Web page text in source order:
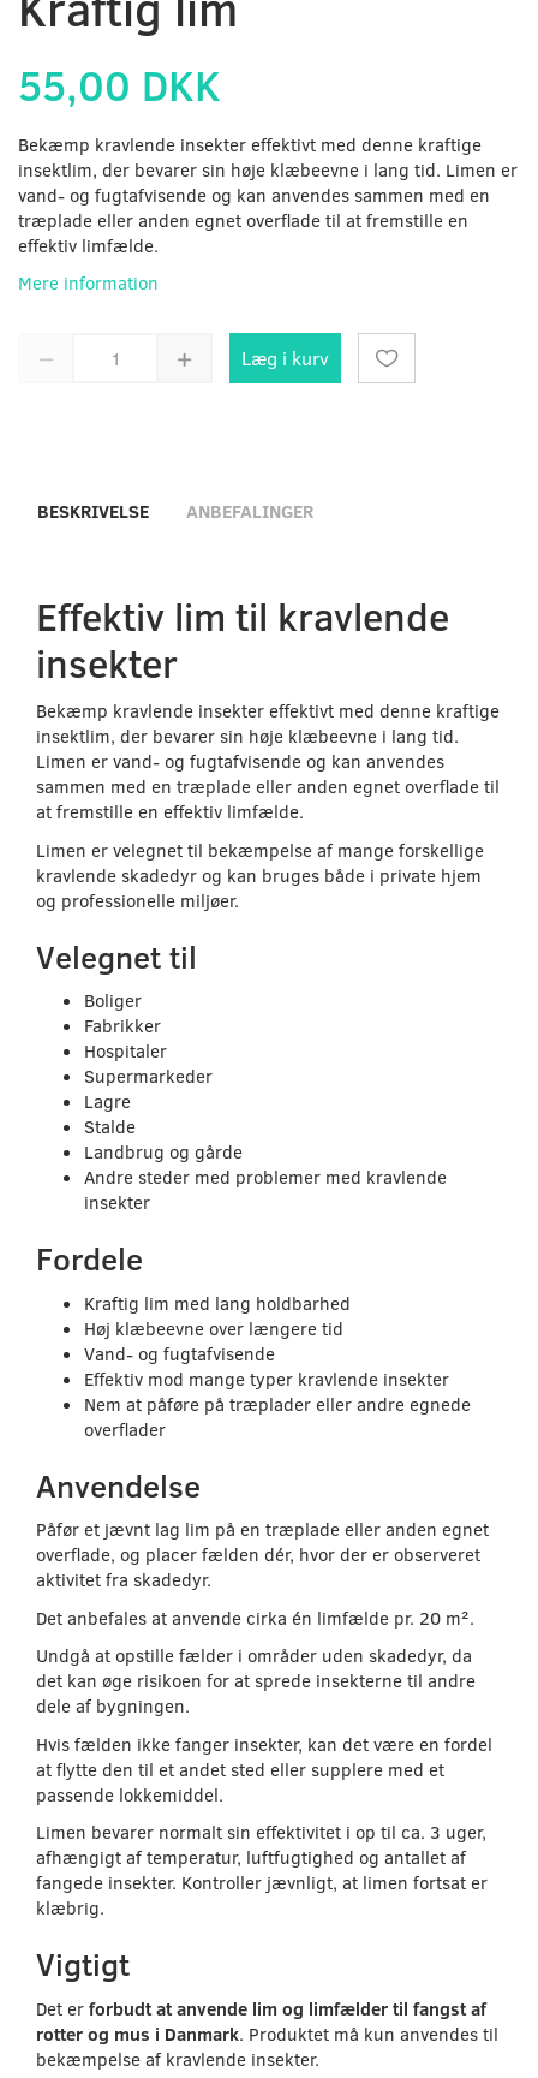
55,00 DKK
Bekæmp kravlende insekter effektivt med denne kraftige
insektlim, der bevarer sin høje klæbeevne i lang tid. Limen er
vand- og fugtafvisende og kan anvendes sammen med en
træplade eller anden egnet overflade til at fremstille en
effektiv limfælde.
Mere information
Læg i kurv
BESKRIVELSE ANBEFALINGER
Effektiv lim til kravlende
insekter
Bekæmp kravlende insekter effektivt med denne kraftige
insektlim, der bevarer sin høje klæbeevne i lang tid.
Limen er vand- og fugtafvisende og kan anvendes
sammen med en træplade eller anden egnet overflade til
at fremstille en effektiv limfælde.
Limen er velegnet til bekæmpelse af mange forskellige
kravlende skadedyr og kan bruges både i private hjem
og professionelle miljøer.
Velegnet til
Boliger
Fabrikker
Hospitaler
Supermarkeder
Lagre
Stalde
Landbrug og gårde
Andre steder med problemer med kravlende
insekter
Fordele
Kraftig lim med lang holdbarhed
Høj klæbeevne over længere tid
Vand- og fugtafvisende
Effektiv mod mange typer kravlende insekter
Nem at påføre på træplader eller andre egnede
overflader
Anvendelse
Påfør et jævnt lag lim på en træplade eller anden egnet
overflade, og placer fælden dér, hvor der er observeret
aktivitet fra skadedyr.
Det anbefales at anvende cirka én limfælde pr. 20 m².
Undgå at opstille fælder i områder uden skadedyr, da
det kan øge risikoen for at sprede insekterne til andre
dele af bygningen.
Hvis fælden ikke fanger insekter, kan det være en fordel
at flytte den til et andet sted eller supplere med et
passende lokkemiddel.
Limen bevarer normalt sin effektivitet i op til ca. 3 uger,
afhængigt af temperatur, luftfugtighed og antallet af
fangede insekter. Kontroller jævnligt, at limen fortsat er
klæbrig.
Vigtigt
Det er forbudt at anvende lim og limfælder til fangst af
rotter og mus i Danmark. Produktet må kun anvendes til
bekæmpelse af kravlende insekter.